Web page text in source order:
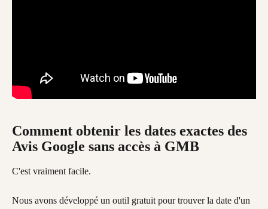
Comment obtenir les dates exactes des
Avis Google sans accès à GMB
C'est vraiment facile.
Nous avons développé un outil gratuit pour trouver la date d'un